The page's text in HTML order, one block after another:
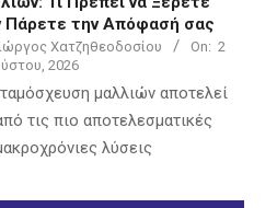
Πάρετε την Απόφασή σας
Χατζηθεοδοσίου On: 2
2026
μαλλιών αποτελεί
τις πιο αποτελεσματικές
λύσεις